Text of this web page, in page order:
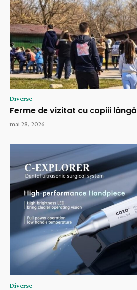
Diverse
Ferme de vizitat cu copiii
mai 28, 2026
Diverse